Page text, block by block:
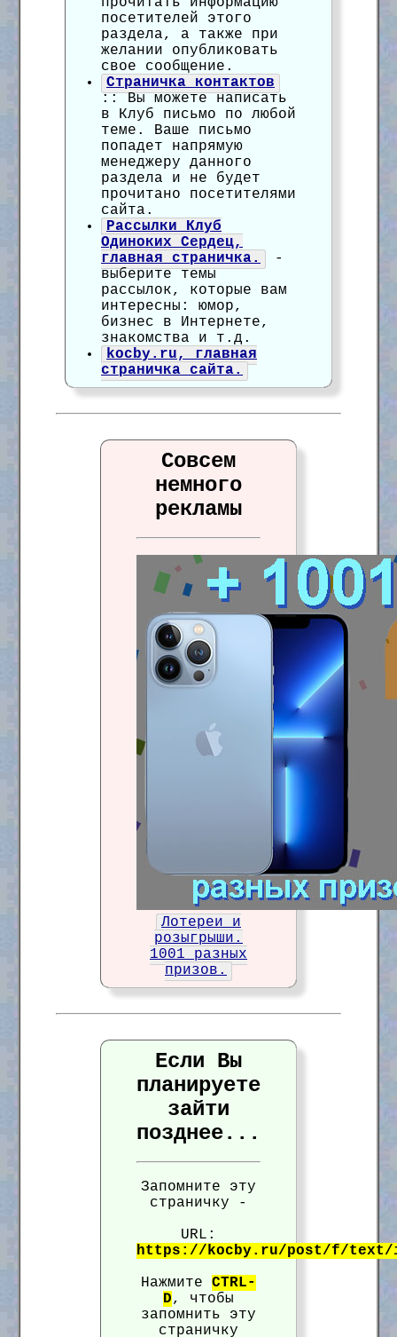
посетителей этого
раздела, а также при
желании опубликовать
свое сообщение.
Страничка контактов
:: Вы можете написать
в Клуб письмо по любой
теме. Ваше письмо
попадет напрямую
менеджеру данного
раздела и не будет
прочитано посетителями
сайта.
Рассылки Клуб
Одиноких Сердец,
главная страничка.
-
выберите темы
рассылок, которые вам
интересны: юмор,
бизнес в Интернете,
знакомства и т.д.
kocby.ru, главная
страничка сайта.
Совсем
немного
рекламы
Лотереи и
розыгрыши.
1001 разных
призов.
Если Вы
планируете
зайти
позднее...
Запомните эту
страничку -
URL:
https://kocby.ru/post/f/text/
Нажмите CTRL-
D, чтобы
запомнить эту
страничку